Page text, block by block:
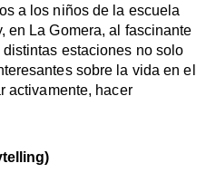
a los niños de la escuela
en La Gomera, al fascinante
estaciones no solo
sobre la vida en el
activamente, hacer